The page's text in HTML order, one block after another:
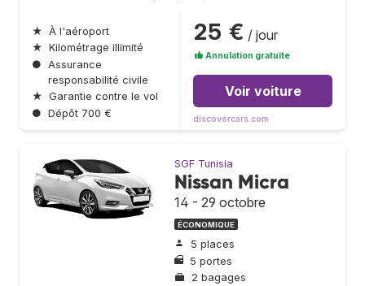
★ À l'aéroport
★ Kilométrage illimité
● Assurance
responsabilité civile
★ Garantie contre le vol
● Dépôt 700 €
25 € / jour
Annulation gratuite
Voir voiture
discovercars.com
SGF Tunisia
Nissan Micra
14 - 29 octobre
ÉCONOMIQUE
5 places
5 portes
2 bagages